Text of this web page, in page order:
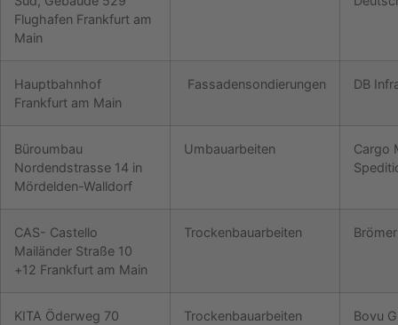
Flughafen Frankfurt am
Main
Hauptbahnhof
Frankfurt am Main
Fassadensondierungen DB
Büroumbau
Nordendstrasse 14 in
Mördelden-Walldorf
Umbauarbeiten
Cargo
CAS- Castello
Mailänder Straße 10
+12 Frankfurt am Main
Trockenbauarbeiten
KITA Öderweg 70
Trockenbauarbeiten Bovu